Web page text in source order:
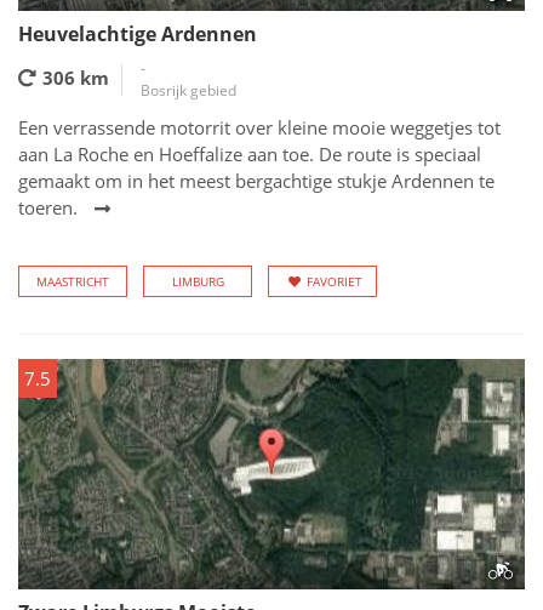
Heuvelachtige Ardennen
306 km
-
Bosrijk gebied
Een verrassende motorrit over kleine mooie weggetjes tot
aan La Roche en Hoeffalize aan toe. De route is speciaal
gemaakt om in het meest bergachtige stukje Ardennen te
toeren.
MAASTRICHT LIMBURG FAVORIET
7.5